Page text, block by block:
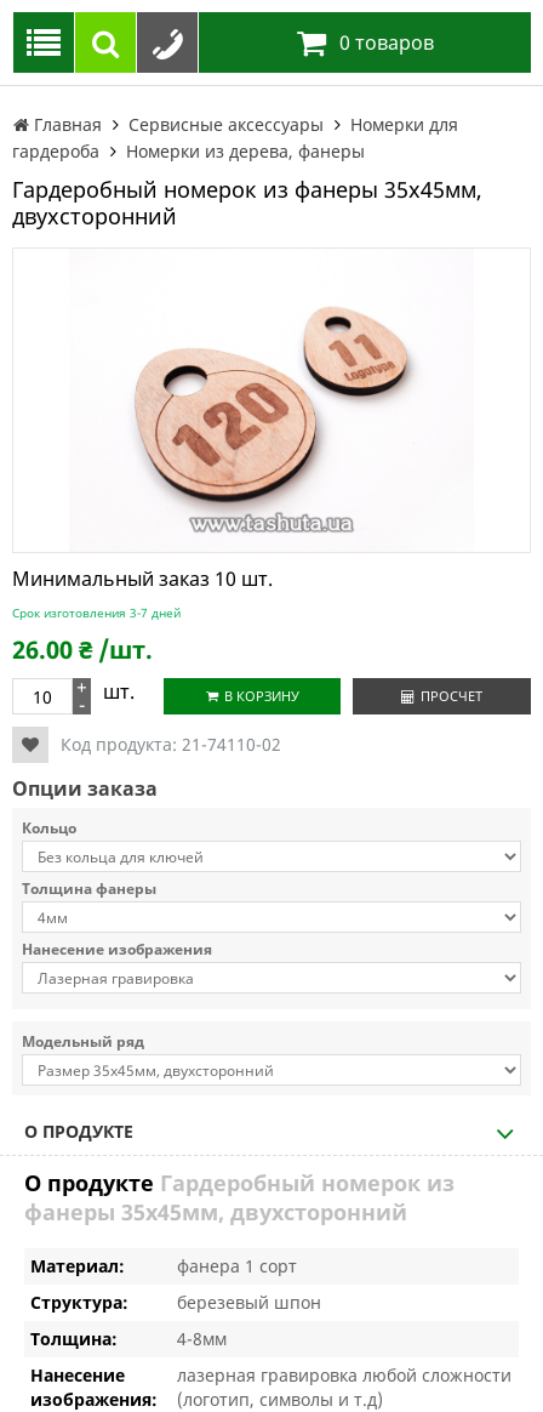
0 товаров
Главная Сервисные аксессуары
Номерки для
гардероба
Номерки из дерева, фанеры
Гардеробный номерок из фанеры 35х45мм,
двухсторонний
Минимальный заказ 10 шт.
Срок изготовления 3-7 дней
26.00₴ /шт.
+
- шт. В КОРЗИНУ ПРОСЧЕТ
Код продукта: 21-74110-02
Опции заказа
Кольцо
Толщина фанеры
Нанесение изображения
Модельный ряд
О ПРОДУКТЕ
О продукте Гардеробный номерок из
фанеры 35х45мм, двухсторонний
Материал:
фанера 1 сорт
Структура:
березевый шпон
Толщина:
4-8мм
Нанесение
изображения:
лазерная гравировка любой сложности
(логотип, символы и т.д)